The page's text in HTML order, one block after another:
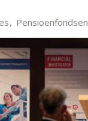
Pensioenfondsen